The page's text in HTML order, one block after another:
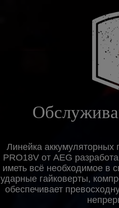
Линейка
PRO18V от AEG
иметь всё необходимое в
ударные гайковерты,
обеспечивает